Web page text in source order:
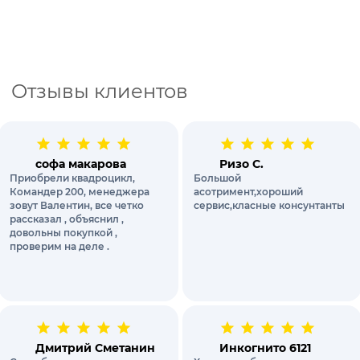
Отзывы клиентов
софа макарова
Приобрели квадроцикл,
Командер 200, менеджера
зовут Валентин, все четко
рассказал , объяснил ,
довольны покупкой ,
проверим на деле .
Ризо С.
Большой
асотримент,хороший
сервис,класные консунтанты
Дмитрий Сметанин Инкогнито 6121